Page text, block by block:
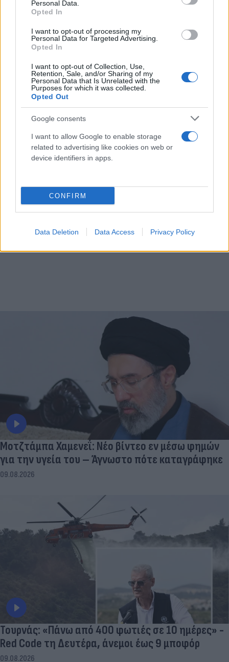
Personal Data.
Opted In
I want to opt-out of processing my
Personal Data for Targeted Advertising.
Opted In
I want to opt-out of Collection, Use,
Retention, Sale, and/or Sharing of my
Personal Data that Is Unrelated with the
Purposes for which it was collected.
Opted Out
Google consents
I want to allow Google to enable storage
related to advertising like cookies on web or
device identifiers in apps.
CONFIRM
Data Deletion Data Access Privacy Policy
Πάρος: Τα μοιραία λεπτά πριν τον πνιγμό
του 4χρονου σε πισίνα - «Κλειδί» η ύπαρξη
ναυαγοσώστη
09.08.2026
Μοτζτάμπα Χαμενεΐ: Νέο βίντεο εν μέσω φημών
για την υγεία του – Άγνωστο πότε καταγράφηκε
09.08.2026
Τουρνάς: «Πάνω από 400 φωτιές σε 10 ημέρες» -
Red Code τη Δευτέρα, άνεμοι έως 9 μποφόρ
09.08.2026